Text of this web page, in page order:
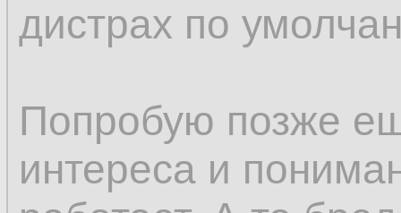
дистрах по
Попробую позже
интереса и